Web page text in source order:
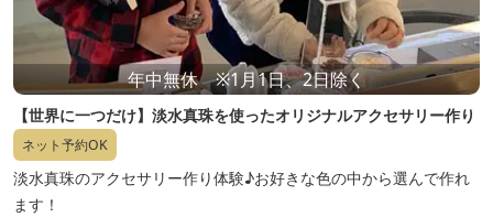
年中無休 ※1月1日、2日除く
【世界に一つだけ】淡水真珠を使ったオリジナルアクセサリー作り
ネット予約OK
淡水真珠のアクセサリー作り体験♪お好きな色の中から選んで作れ
ます！